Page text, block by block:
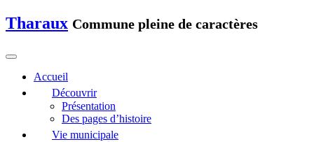
Tharaux Commune pleine de caractères
Accueil
Découvrir
Présentation
Des pages d’histoire
Vie municipale